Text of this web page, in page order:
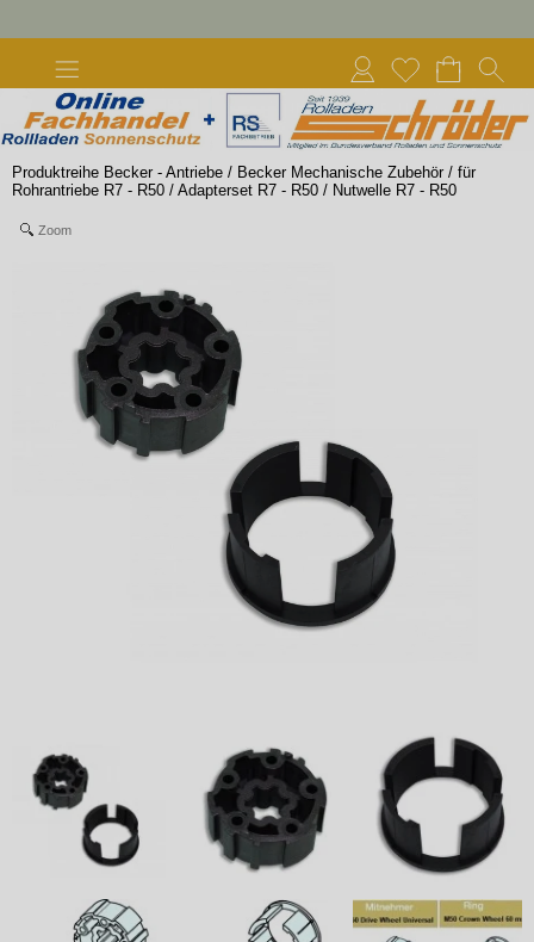
Produktreihe Becker - Antriebe / Becker Mechanische Zubehör / für
Rohrantriebe R7 - R50 / Adapterset R7 - R50 / Nutwelle R7 - R50
Zoom